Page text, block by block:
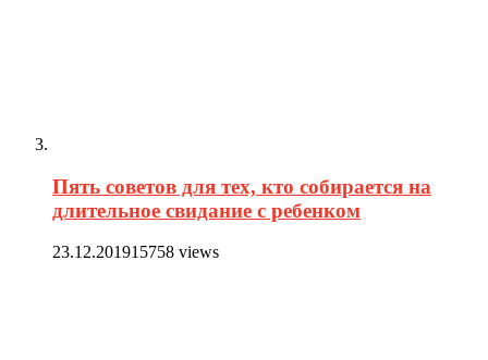
Пять советов для тех, кто собирается на
длительное свидание с ребенком
23.12.201915758 views